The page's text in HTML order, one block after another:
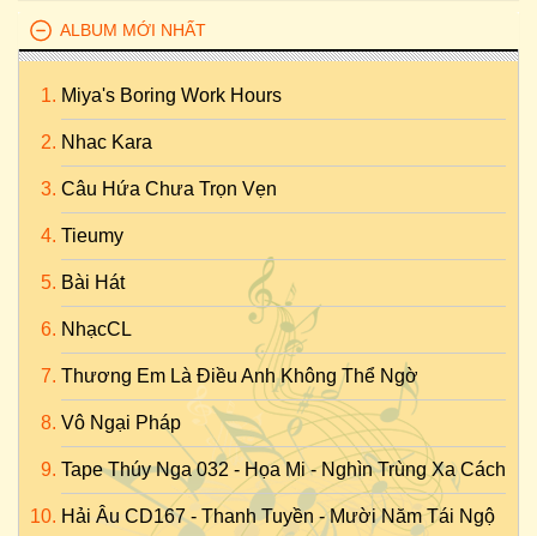
ALBUM MỚI NHẤT
Miya's Boring Work Hours
Nhac Kara
Câu Hứa Chưa Trọn Vẹn
Tieumy
Bài Hát
NhạcCL
Thương Em Là Điều Anh Không Thể Ngờ
Vô Ngại Pháp
Tape Thúy Nga 032 - Họa Mi - Nghìn Trùng Xa Cách
Hải Âu CD167 - Thanh Tuyền - Mười Năm Tái Ngộ